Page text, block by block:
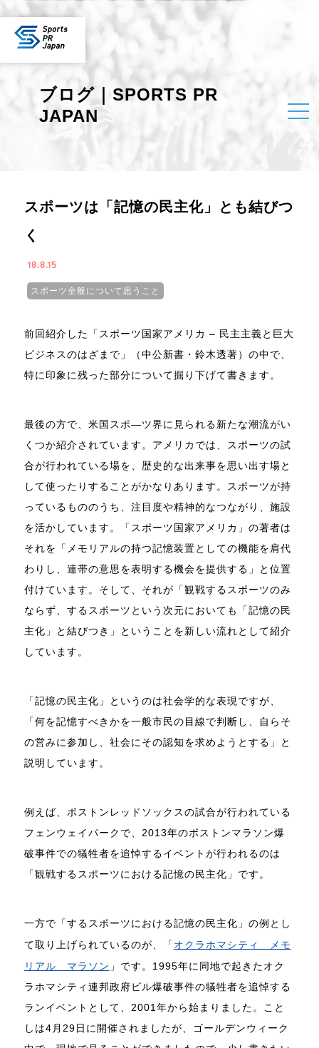
ブログ｜SPORTS PR
JAPAN
スポーツは「記憶の民主化」とも結びつ
く
18.8.15
スポーツ全般について思うこと
前回紹介した「スポーツ国家アメリカ – 民主主義と巨大
ビジネスのはざまで」（中公新書・鈴木透著）の中で、
特に印象に残った部分について掘り下げて書きます。
最後の方で、米国スポ―ツ界に見られる新たな潮流がい
くつか紹介されています。アメリカでは、スポーツの試
合が行われている場を、歴史的な出来事を思い出す場と
して使ったりすることがかなりあります。スポーツが持
っているもののうち、注目度や精神的なつながり、施設
を活かしています。「スポーツ国家アメリカ」の著者は
それを「メモリアルの持つ記憶装置としての機能を肩代
わりし、連帯の意思を表明する機会を提供する」と位置
付けています。そして、それが「観戦するスポーツのみ
ならず、するスポーツという次元においても「記憶の民
主化」と結びつき」ということを新しい流れとして紹介
しています。
「記憶の民主化」というのは社会学的な表現ですが、
「何を記憶すべきかを一般市民の目線で判断し、自らそ
の営みに参加し、社会にその認知を求めようとする」と
説明しています。
例えば、ボストンレッドソックスの試合が行われている
フェンウェイパークで、2013年のボストンマラソン爆
破事件での犠牲者を追悼するイベントが行われるのは
「観戦するスポーツにおける記憶の民主化」です。
一方で「するスポーツにおける記憶の民主化」の例とし
て取り上げられているのが、「 オクラホマシティ メモ
リアル マラソン 」です。1995年に同地で起きたオク
ラホマシティ連邦政府ビル爆破事件の犠牲者を追悼する
ランイベントとして、2001年から始まりました。こと
しは4月29日に開催されましたが、ゴールデンウィーク